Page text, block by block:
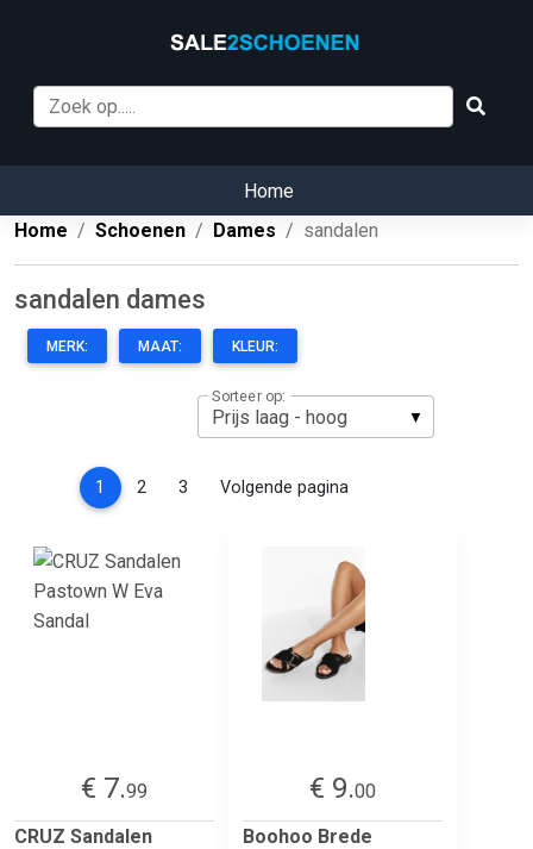
Home
Home
Schoenen Dames sandalen
sandalen dames
MERK: MAAT: KLEUR:
Sorteer op:
1 (current)
2 3 Volgende pagina
€ 7.99
CRUZ Sandalen
€ 9.00
Boohoo Brede